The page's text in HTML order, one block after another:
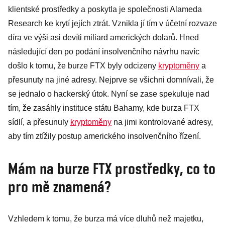
klientské prostředky a poskytla je společnosti Alameda
Research ke krytí jejích ztrát. Vznikla jí tím v účetní rozvaze
díra ve výši asi devíti miliard amerických dolarů. Hned
následující den po podání insolvenčního návrhu navíc
došlo k tomu, že burze FTX byly odcizeny kryptoměny a
přesunuty na jiné adresy. Nejprve se všichni domnívali, že
se jednalo o hackerský útok. Nyní se zase spekuluje nad
tím, že zasáhly instituce státu Bahamy, kde burza FTX
sídlí, a přesunuly kryptoměny na jimi kontrolované adresy,
aby tím ztížily postup amerického insolvenčního řízení.
Mám na burze FTX prostředky, co to
pro mě znamená?
Vzhledem k tomu, že burza má více dluhů než majetku,